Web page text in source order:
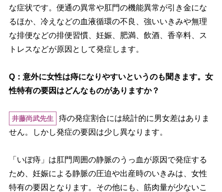
な症状です。便通の異常や肛門の機能異常が引き金にな
るほか、冷えなどの血液循環の不良、強いいきみや無理
な排便などの排便習慣、妊娠、肥満、飲酒、香辛料、ス
トレスなどが原因として発症します。
Q：意外に女性は痔になりやすいというのも聞きます。女
性特有の要因はどんなものがありますか？
井藤尚武先生
痔の発症割合には統計的に男女差はありま
せん。しかし発症の要因は少し異なります。
「いぼ痔」は肛門周囲の静脈のうっ血が原因で発症する
ため、妊娠による静脈の圧迫や出産時のいきみは、女性
特有の要因となります。その他にも、筋肉量が少ないこ